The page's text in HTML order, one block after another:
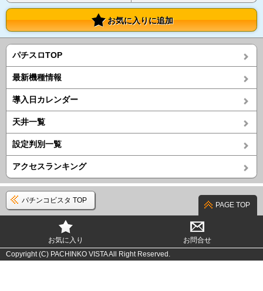
お気に入りに追加
パチスロTOP
最新機種情報
導入日カレンダー
天井一覧
設定判別一覧
アクセスランキング
パチンコビスタ TOP
PAGE TOP
お気に入り
お問合せ
Copyright (C) PACHINKO VISTA All Right Reserved.